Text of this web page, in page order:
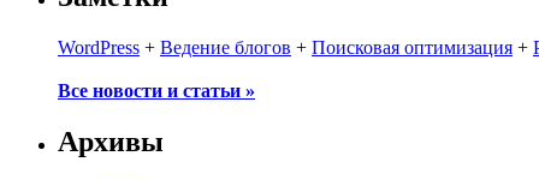
WordPress + Ведение блогов + Поисковая оптимизация +
Все новости и статьи »
Архивы